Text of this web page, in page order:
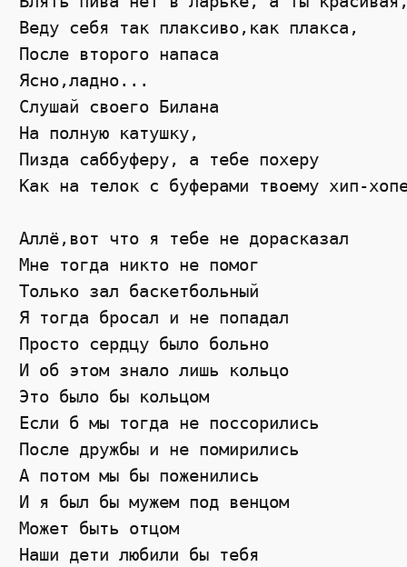
Веду себя так плаксиво,как плакса,
После второго напаса
Ясно,ладно...
Слушай своего Билана
На полную катушку,
Пизда саббуферу, а тебе похеру
Как на телок с буферами твоему хип-
Аллё,вот что я тебе не дорасказал
Мне тогда никто не помог
Только зал баскетбольный
Я тогда бросал и не попадал
Просто сердцу было больно
И об этом знало лишь кольцо
Это было бы кольцом
Если б мы тогда не поссорились
После дружбы и не помирились
А потом мы бы поженились
И я был бы мужем под венцом
Может быть отцом
Наши дети любили бы тебя